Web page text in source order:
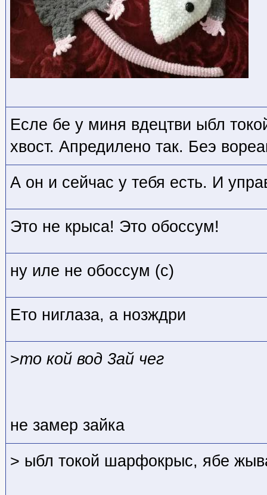
Есле бе у миня вдецтви ыбл
хвост. Апредилено так. Беэ
А он и сейчас у тебя есть. И
Это не крыса! Это обоссум!
ну иле не обоссум (с)
Ето ниглаза, а нозждри
>то кой вод 3ай чег
не замер зайка
> ыбл токой шарфокрыс, ябе